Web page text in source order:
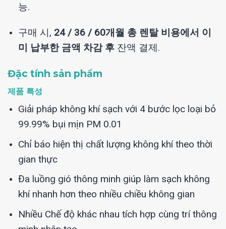
능.
구매 시, 24 / 36 / 60개월 총 렌탈 비용에서 이
미 납부한 금액 차감 후잔액 결제.
Đặc tính sản phẩm
제품 특성
Giải pháp không khí sạch với 4 bước lọc loại bỏ
99.99% bụi mịn PM 0.01
Chỉ báo hiện thị chất lượng không khí theo thời
gian thực
Đa luồng gió thông minh giúp làm sạch không
khí nhanh hơn theo nhiều chiều không gian
Nhiều Chế độ khác nhau tích hợp cùng trí thông